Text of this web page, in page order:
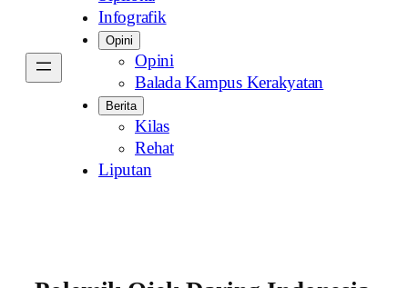
Infografik
Opini
Opini
Balada Kampus Kerakyatan
Berita
Kilas
Rehat
Liputan